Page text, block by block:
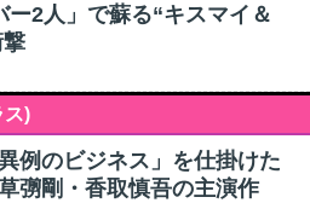
2人」で蘇る“キスマイ＆
ス)
例のビジネス」を仕掛けた
彅剛・香取慎吾の主演作